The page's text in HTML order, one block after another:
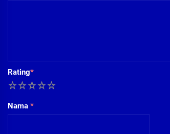
Rating*
5
4
3
2
Nama *